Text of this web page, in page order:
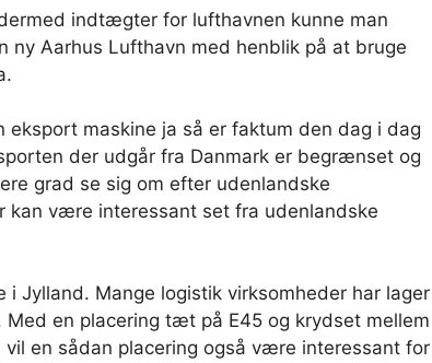
indtægter for lufthavnen kunne man
ny Aarhus Lufthavn med henblik på at bruge
eksport maskine ja så er faktum den dag i dag
der udgår fra Danmark er begrænset og
grad se sig om efter udenlandske
kan være interessant set fra udenlandske
Jylland. Mange logistik virksomheder har lager
en placering tæt på E45 og krydset mellem
en sådan placering også være interessant for